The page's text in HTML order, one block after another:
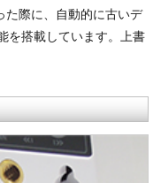
た際に、自動的に古いデ
を搭載しています。上書